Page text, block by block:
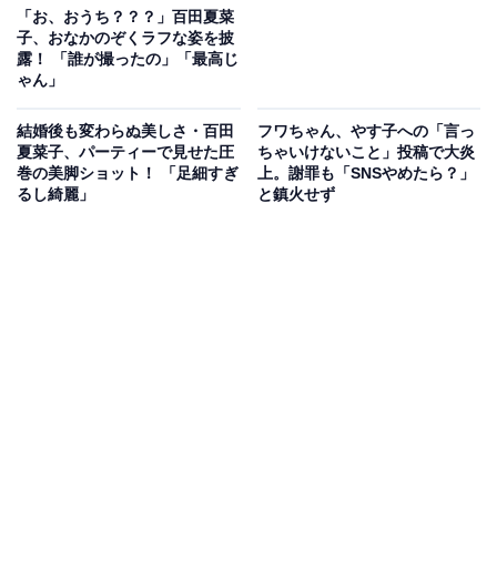
「お、おうち？？？」百田夏菜
子、おなかのぞくラフな姿を披
露！ 「誰が撮ったの」「最高じ
ゃん」
結婚後も変わらぬ美しさ・百田
夏菜子、パーティーで見せた圧
巻の美脚ショット！ 「足細すぎ
るし綺麗」
フワちゃん、やす子への「言っ
ちゃいけないこと」投稿で大炎
上。謝罪も「SNSやめたら？」
と鎮火せず